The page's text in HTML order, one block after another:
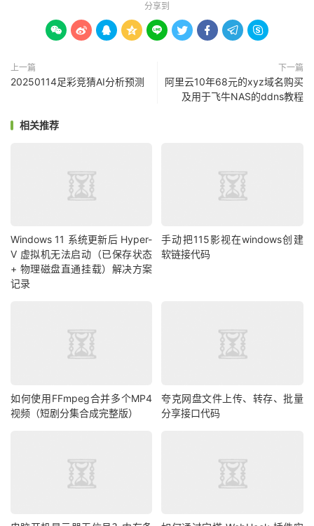
分享到
        
上一篇
20250114足彩竞猜AI分析预测
下一篇
阿里云10年68元的xyz域名购买
及用于飞牛NAS的ddns教程
相关推荐
Windows 11 系统更新后 Hyper-
V 虚拟机无法启动（已保存状态
+ 物理磁盘直通挂载）解决方案
记录
手动把115影视在windows创建
软链接代码
如何使用FFmpeg合并多个MP4
视频（短剧分集合成完整版）
夸克网盘文件上传、转存、批量
分享接口代码